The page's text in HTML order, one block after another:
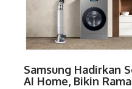
Samsung Hadirkan
AI Home, Bikin